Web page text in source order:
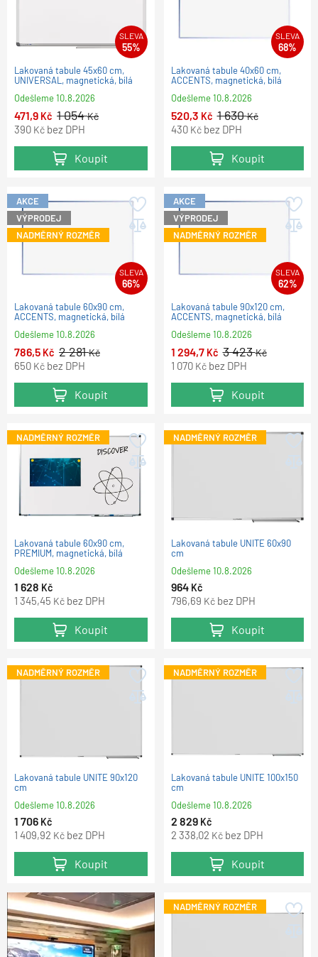
SLEVA
55%
Lakovaná tabule 45x60 cm,
UNIVERSAL, magnetická, bílá
Odešleme10.8.2026
471,9 Kč 1 054Kč
390 Kč bez DPH
Koupit
SLEVA
68%
Lakovaná tabule 40x60 cm,
ACCENTS, magnetická, bílá
Odešleme10.8.2026
520,3 Kč 1 630Kč
430 Kč bez DPH
Koupit
AKCE
VÝPRODEJ
NADMĚRNÝ ROZMĚR
SLEVA
66%
Lakovaná tabule 60x90 cm,
ACCENTS, magnetická, bílá
Odešleme10.8.2026
786,5 Kč 2 281Kč
650 Kč bez DPH
Koupit
AKCE
VÝPRODEJ
NADMĚRNÝ ROZMĚR
SLEVA
62%
Lakovaná tabule 90x120 cm,
ACCENTS, magnetická, bílá
Odešleme10.8.2026
1 294,7 Kč 3 423Kč
1 070 Kč bez DPH
Koupit
NADMĚRNÝ ROZMĚR
Lakovaná tabule 60x90 cm,
PREMIUM, magnetická, bílá
Odešleme10.8.2026
1 628 Kč
1 345,45 Kč bez DPH
Koupit
NADMĚRNÝ ROZMĚR
Lakovaná tabule UNITE 60x90
cm
Odešleme10.8.2026
964 Kč
796,69 Kč bez DPH
Koupit
NADMĚRNÝ ROZMĚR
Lakovaná tabule UNITE 90x120
cm
Odešleme10.8.2026
1 706 Kč
1 409,92 Kč bez DPH
Koupit
NADMĚRNÝ ROZMĚR
Lakovaná tabule UNITE 100x150
cm
Odešleme10.8.2026
2 829 Kč
2 338,02 Kč bez DPH
Koupit
NADMĚRNÝ ROZMĚR